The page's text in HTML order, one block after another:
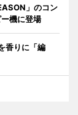
」のコン
機に登場
香りに「編